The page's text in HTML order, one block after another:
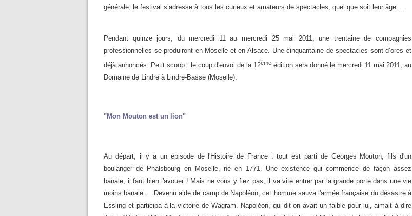
générale, le festival s’adresse à tous les curieux et amateurs de spectacles, quel que soit leur âge ...
Pendant quinze jours, du mercredi 11 au mercredi 25 mai 2011, une trentaine de compagnies
professionnelles se produiront en Moselle et en Alsace. Une cinquantaine de spectacles sont d’ores et
déjà annoncés. Petit scoop : le coup d'envoi de la 12ème édition sera donné le mercredi 11 mai 2011, au
Domaine de Lindre à Lindre-Basse (Moselle).
"Mon Mouton est un lion"
Au départ, il y a un épisode de l'Histoire de France : tout est parti de Georges Mouton, fils d'un
boulanger de Phalsbourg en Moselle, né en 1771. Une existence qui commence de façon assez
banale, il faut bien l'avouer ! Mais ne vous y fiez pas, il va vite entrer par la grande porte dans une vie
moins banale ... Devenu aide de camp de Napoléon, cet homme sauva l'armée française du désastre à
Essling et participa à la victoire de Wagram. Napoléon, qui dit-on avait un faible pour lui, aimait à dire